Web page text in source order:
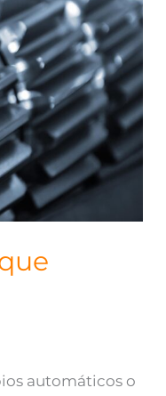
automáticos o